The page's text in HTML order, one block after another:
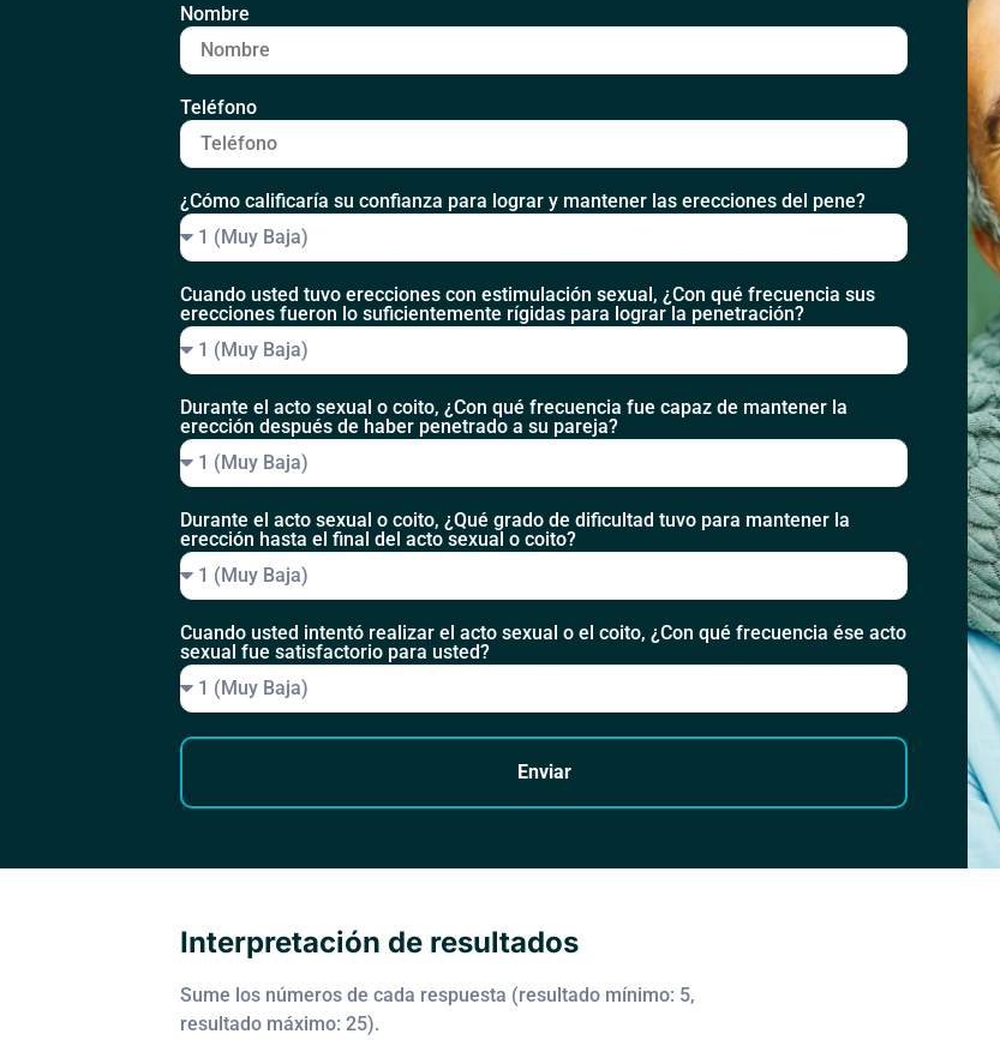
Nombre
Teléfono
¿Cómo calificaría su confianza para lograr y mantener las erecciones del pene?
Cuando usted tuvo erecciones con estimulación sexual, ¿Con qué frecuencia sus
erecciones fueron lo suficientemente rígidas para lograr la penetración?
Durante el acto sexual o coito, ¿Con qué frecuencia fue capaz de mantener la
erección después de haber penetrado a su pareja?
Durante el acto sexual o coito, ¿Qué grado de dificultad tuvo para mantener la
erección hasta el final del acto sexual o coito?
Cuando usted intentó realizar el acto sexual o el coito, ¿Con qué frecuencia ése acto
sexual fue satisfactorio para usted?
Enviar
Interpretación de resultados
Sume los números de cada respuesta (resultado mínimo: 5,
resultado máximo: 25).